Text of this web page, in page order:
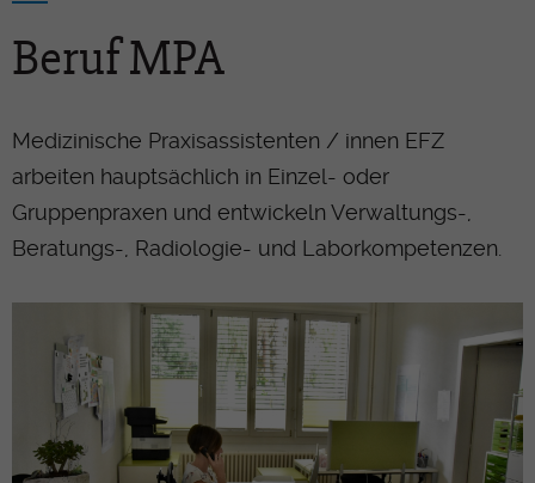
Beruf MPA
Medizinische Praxisassistenten / innen EFZ
arbeiten hauptsächlich in Einzel- oder
Gruppenpraxen und entwickeln Verwaltungs-,
Beratungs-, Radiologie- und Laborkompetenzen.